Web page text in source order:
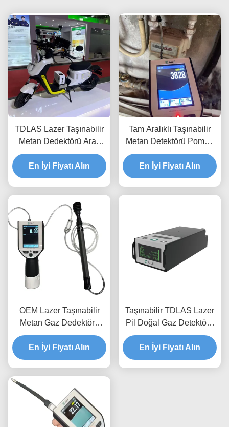
TDLAS Lazer Taşınabilir
Metan Dedektörü Araç
Montajlı IP66 Su
Geçirmez
En İyi Fiyatı Alın
Tam Aralıklı Taşınabilir
Metan Detektörü Pompa
Tipi Sızıntı Algılama
Ekipmanı EXib IIC T3
En İyi Fiyatı Alın
OEM Lazer Taşınabilir
Metan Gaz Dedektörü
CH4 PPM LEL VOL
En İyi Fiyatı Alın
Taşınabilir TDLAS Lazer
Pil Doğal Gaz Detektörü
C2H6
En İyi Fiyatı Alın